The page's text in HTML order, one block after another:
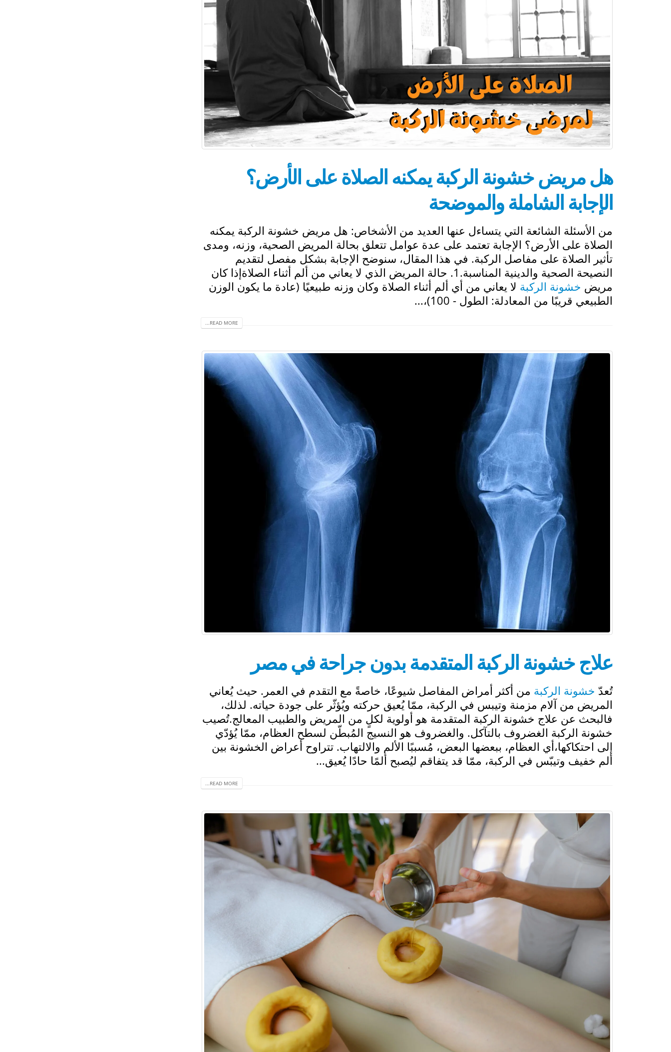
هل مريض خشونة الركبة يمكنه الصلاة على الأرض؟
الإجابة الشاملة والموضحة
من الأسئلة الشائعة التي يتساءل عنها العديد من الأشخاص: هل مريض خشونة الركبة يمكنه
الصلاة على الأرض؟ الإجابة تعتمد على عدة عوامل تتعلق بحالة المريض الصحية، وزنه، ومدى
تأثير الصلاة على مفاصل الركبة. في هذا المقال، سنوضح الإجابة بشكل مفصل لتقديم
النصيحة الصحية والدينية المناسبة.1. حالة المريض الذي لا يعاني من ألم أثناء الصلاةإذا كان
مريض خشونة الركبة لا يعاني من أي ألم أثناء الصلاة وكان وزنه طبيعيًا (عادة ما يكون الوزن
الطبيعي قريبًا من المعادلة: الطول - 100)،...
READ MORE...
علاج خشونة الركبة المتقدمة بدون جراحة في مصر
تُعدّ خشونة الركبة من أكثر أمراض المفاصل شيوعًا، خاصةً مع التقدم في العمر. حيث يُعاني
المريض من آلام مزمنة وتيبس في الركبة، ممّا يُعيق حركته ويُؤثّر على جودة حياته. لذلك،
فالبحث عن علاج خشونة الركبة المتقدمة هو أولوية لكلٍ من المريض والطبيب المعالج.تُصيب
خشونة الركبة الغضروف بالتآكل. والغضروف هو النسيج المُبطّن لسطح العظام، ممّا يُؤدّي
إلى احتكاكها،أي العظام، ببعضها البعض، مُسببًا الألم والالتهاب. تتراوح أعراض الخشونة بين
ألم خفيف وتيبّس في الركبة، ممّا قد يتفاقم ليُصبح ألمًا حادًا يُعيق...
READ MORE...